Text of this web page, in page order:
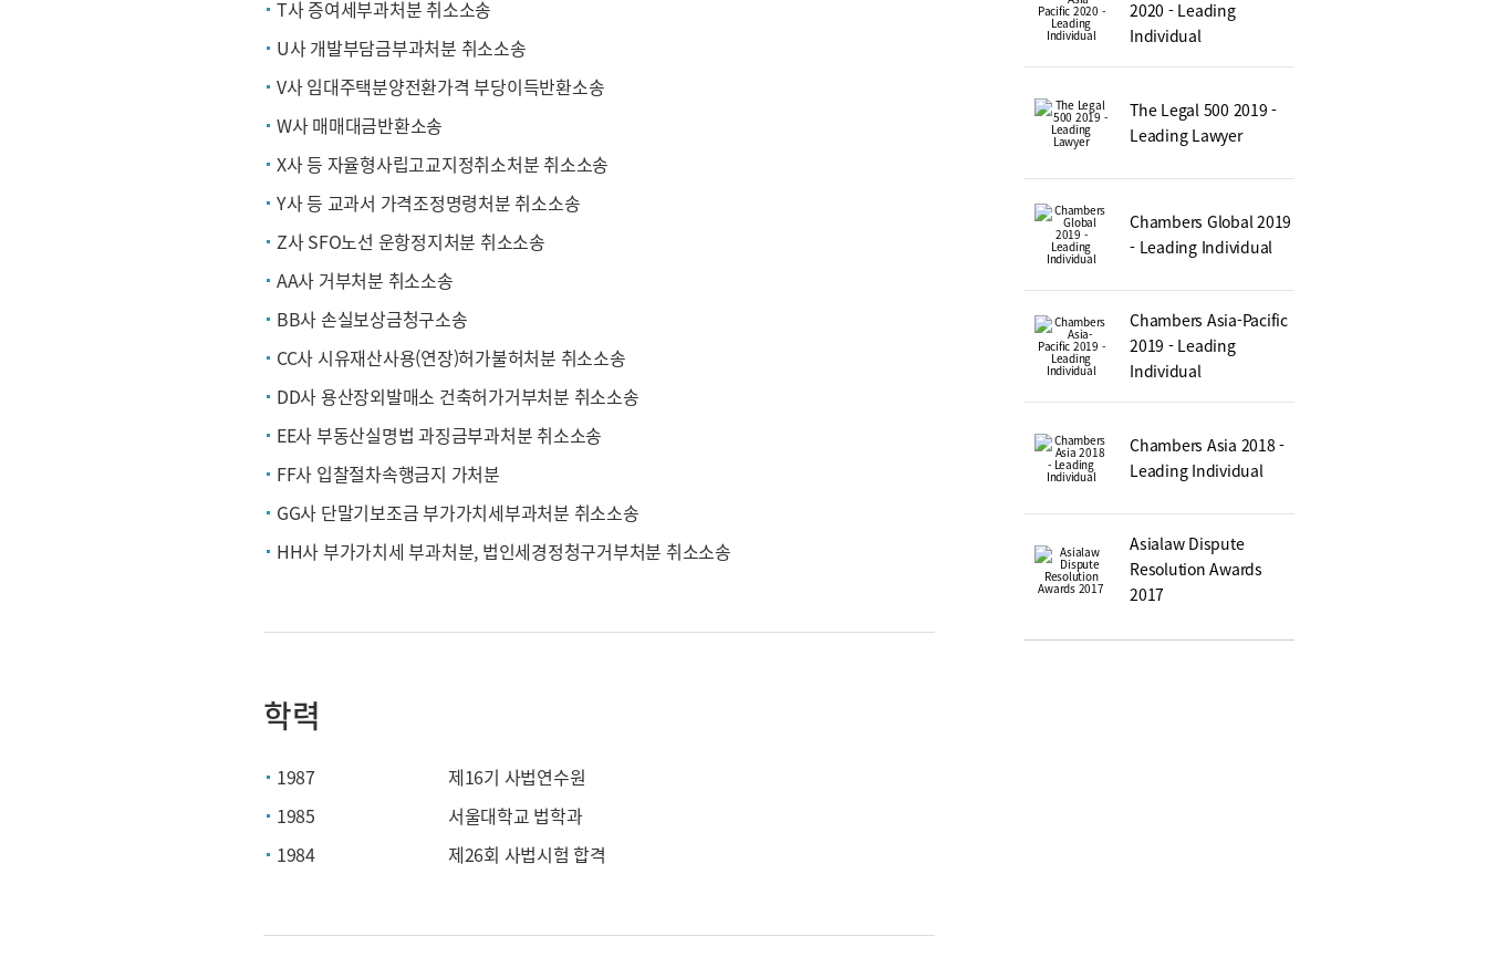
T사 증여세부과처분 취소소송
U사 개발부담금부과처분 취소소송
V사 임대주택분양전환가격 부당이득반환소송
W사 매매대금반환소송
X사 등 자율형사립고교지정취소처분 취소소송
Y사 등 교과서 가격조정명령처분 취소소송
Z사 SFO노선 운항정지처분 취소소송
AA사 거부처분 취소소송
BB사 손실보상금청구소송
CC사 시유재산사용(연장)허가불허처분 취소소송
DD사 용산장외발매소 건축허가거부처분 취소소송
EE사 부동산실명법 과징금부과처분 취소소송
FF사 입찰절차속행금지 가처분
GG사 단말기보조금 부가가치세부과처분 취소소송
HH사 부가가치세 부과처분, 법인세경정청구거부처분 취소소송
학력
1987
제16기 사법연수원
1985
서울대학교 법학과
1984
제26회 사법시험 합격
2020 - Leading
Individual
The Legal 500 2019 -
Leading Lawyer
Chambers Global 2019
- Leading Individual
Chambers Asia-Pacific
2019 - Leading
Individual
Chambers Asia 2018 -
Leading Individual
Asialaw Dispute
Resolution Awards
2017